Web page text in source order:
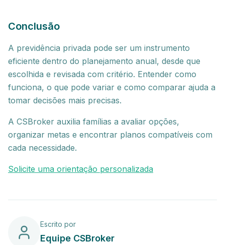
Conclusão
A previdência privada pode ser um instrumento
eficiente dentro do planejamento anual, desde que
escolhida e revisada com critério. Entender como
funciona, o que pode variar e como comparar ajuda a
tomar decisões mais precisas.
A CSBroker auxilia famílias a avaliar opções,
organizar metas e encontrar planos compatíveis com
cada necessidade.
Solicite uma orientação personalizada
Escrito por
Equipe CSBroker